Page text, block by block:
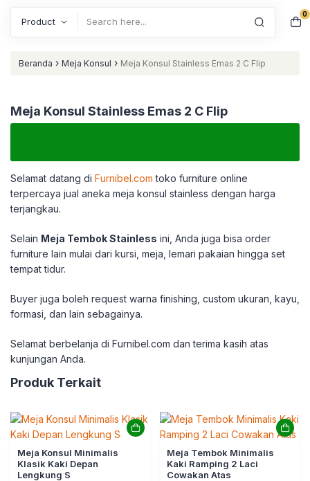
0
Beranda › Meja Konsul › Meja Konsul Stainless Emas 2 C Flip
Meja Konsul Stainless Emas 2 C Flip
Selamat datang di Furnibel.com toko furniture online
terpercaya jual aneka meja konsul stainless dengan harga
terjangkau.
Selain Meja Tembok Stainless ini, Anda juga bisa order
furniture lain mulai dari kursi, meja, lemari pakaian hingga set
tempat tidur.
Buyer juga boleh request warna finishing, custom ukuran, kayu,
formasi, dan lain sebagainya.
Selamat berbelanja di Furnibel.com dan terima kasih atas
kunjungan Anda.
Produk Terkait
Meja Konsul Minimalis
Klasik Kaki Depan
Lengkung S
Meja Tembok Minimalis
Kaki Ramping 2 Laci
Cowakan Atas